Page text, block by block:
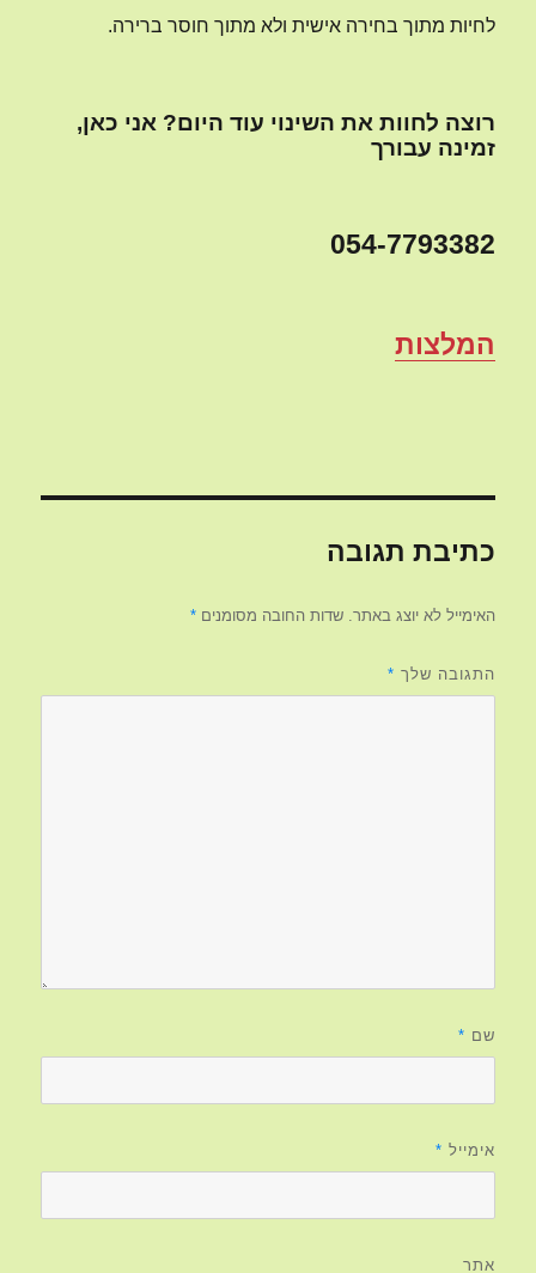
לחיות מתוך בחירה אישית ולא מתוך חוסר ברירה.
רוצה לחוות את השינוי עוד היום? אני כאן,
זמינה עבורך
054-7793382
המלצות
כתיבת תגובה
האימייל לא יוצג באתר. שדות החובה מסומנים*
התגובה שלך *
שם *
אימייל *
אתר